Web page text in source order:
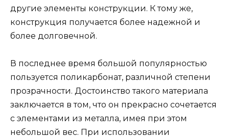
другие элементы конструкции. К тому же,
конструкция получается более надежной и
более долговечной.
В последнее время большой популярностью
пользуется поликарбонат, различной степени
прозрачности. Достоинство такого материала
заключается в том, что он прекрасно сочетается
с элементами из металла, имея при этом
небольшой вес. При использовании